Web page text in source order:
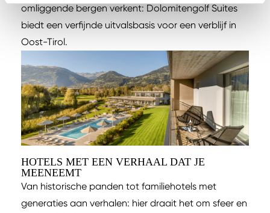
omliggende bergen verkent: Dolomitengolf Suites
biedt een verfijnde uitvalsbasis voor een verblijf in
Oost-Tirol.
HOTELS MET EEN VERHAAL DAT JE
MEENEEMT
Van historische panden tot familiehotels met
generaties aan verhalen: hier draait het om sfeer en